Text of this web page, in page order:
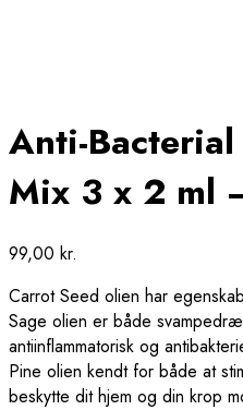
Anti-
Mix 3 x 2 ml
99,00 kr.
Carrot Seed olien har
Sage olien er både
antiinflammatorisk og
Pine olien kendt for både at
beskytte dit hjem og din krop